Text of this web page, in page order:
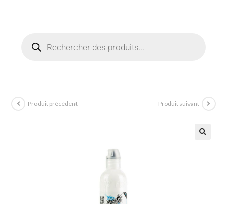
Produit précédent Produit suivant